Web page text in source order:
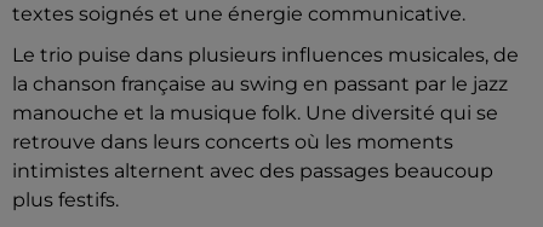
textes soignés et une énergie communicative.
Le trio puise dans plusieurs influences musicales, de
la chanson française au swing en passant par le jazz
manouche et la musique folk. Une diversité qui se
retrouve dans leurs concerts où les moments
intimistes alternent avec des passages beaucoup
plus festifs.